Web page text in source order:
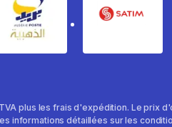
plus les frais d'expédition. Le prix
informations détaillées sur les